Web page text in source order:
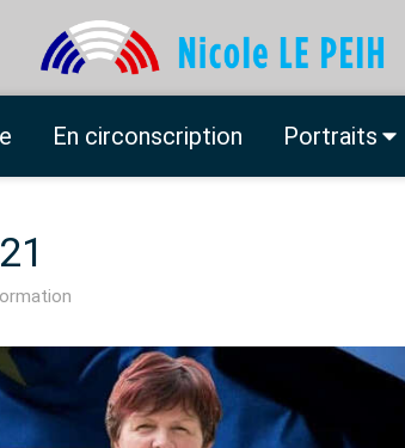
En circonscription Portraits